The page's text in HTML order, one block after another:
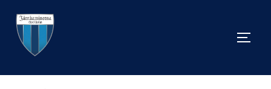
innehåll